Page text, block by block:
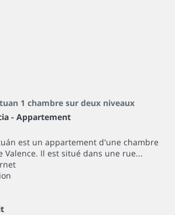
1 chambre sur deux niveaux
- Appartement
est un appartement d'une chambre
Il est situé dans une rue...